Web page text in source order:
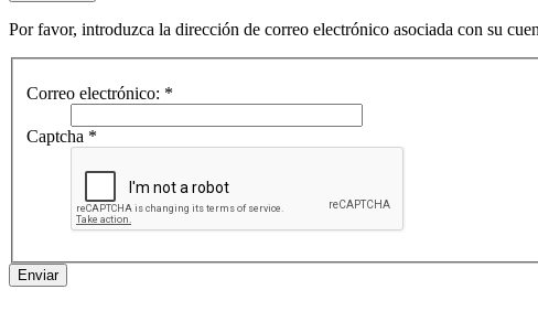
Por favor, introduzca la dirección de correo electrónico asociada con su
Correo electrónico: *
Captcha *
Enviar